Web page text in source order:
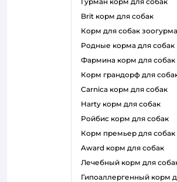
brit корм для собак
корм для собак
родные корма для собак
фармина корм для собак
корм грандорф для
carnica корм для собак
harty корм для собак
ройбис корм для собак
корм премьер для собак
award корм для собак
лечебный корм для
гипоаллергенный корм